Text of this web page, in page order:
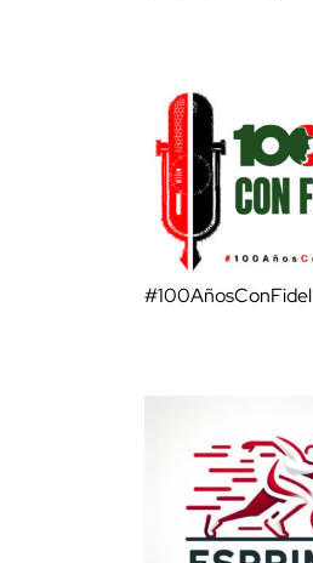
#100AñosConFidel